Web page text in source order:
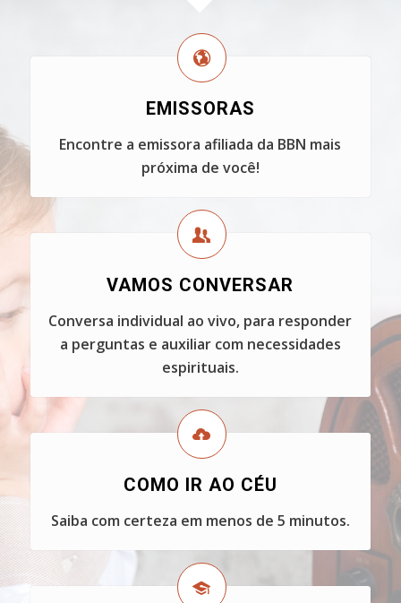
EMISSORAS
Encontre a emissora afiliada da BBN mais
próxima de você!
VAMOS CONVERSAR
Conversa individual ao vivo, para responder
a perguntas e auxiliar com necessidades
espirituais.
COMO IR AO CÉU
Saiba com certeza em menos de 5 minutos.